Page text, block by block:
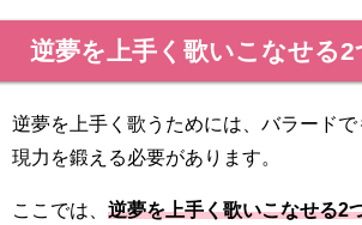
逆夢を上手く歌いこなせる2
逆夢を上手く歌うためには、バラード
現力を鍛える必要があります。
ここでは、 逆夢を上手く歌いこなせる2